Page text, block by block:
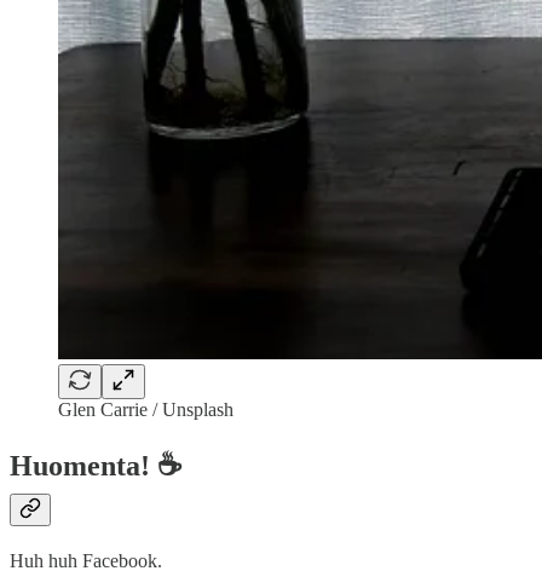
Glen Carrie / Unsplash
Huomenta! ☕
Huh huh Facebook.